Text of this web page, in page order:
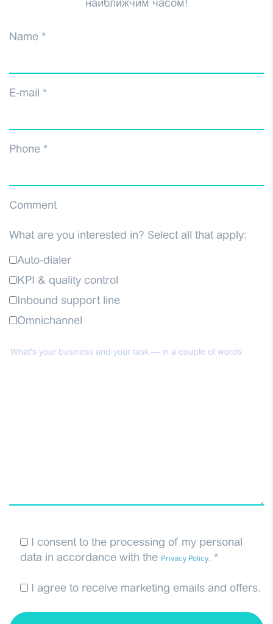
найближчим часом!
Name *
E-mail *
Phone *
Comment
What are you interested in? Select all that apply:
Auto-dialer
KPI & quality control
Inbound support line
Omnichannel
I consent to the processing of my personal
data in accordance with the Privacy Policy. *
I agree to receive marketing emails and offers.